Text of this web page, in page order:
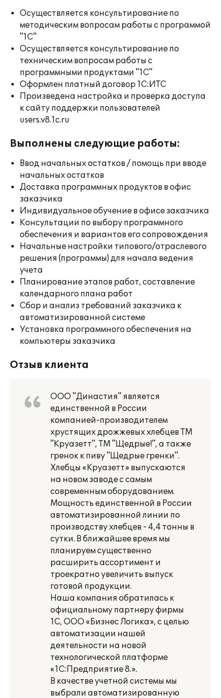
Осуществляется консультирование по
методическим вопросам работы с программой
"1С"
Осуществляется консультирование по
техническим вопросам работы с
программными продуктами "1С"
Оформлен платный договор 1С:ИТС
Произведена настройка и проверка доступа
к сайту поддержки пользователей
users.v8.1c.ru
Выполнены следующие работы:
Ввод начальных остатков / помощь при вводе
начальных остатков
Доставка программных продуктов в офис
заказчика
Индивидуальное обучение в офисе заказчика
Консультации по выбору программного
обеспечения и вариантов его сопровождения
Начальные настройки типового/отраслевого
решения (программы) для начала ведения
учета
Планирование этапов работ, составление
календарного плана работ
Сбор и анализ требований заказчика к
автоматизированной системе
Установка программного обеспечения на
компьютеры заказчика
Отзыв клиента
ООО "Династия" является
единственной в России
компанией-производителем
хрустящих дрожжевых хлебцев ТМ
"Круазетт", ТМ "Щедрые!", а также
гренок к пиву "Щедрые гренки".
Хлебцы «Круазетт» выпускаются
на новом заводе с самым
современным оборудованием.
Мощность единственной в России
автоматизированной линии по
производству хлебцев - 4,4 тонны в
сутки. В ближайшее время мы
планируем существенно
расширить ассортимент и
троекратно увеличить выпуск
готовой продукции.
Наша компания обратилась к
официальному партнеру фирмы
1С, ООО «Бизнес Логика», с целью
автоматизации нашей
деятельности на новой
технологической платформе
«1С:Предприятие 8.».
В качестве учетной системы мы
выбрали автоматизированную